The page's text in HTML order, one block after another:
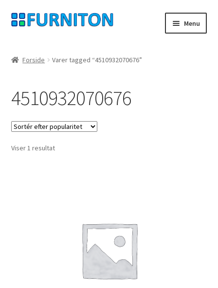
Spring
til
Spring
til
Menu
privatliv
fortrydelsesret
Kontakt
Forside Varer tagged “4510932070676”
4510932070676
Viser 1 resultat